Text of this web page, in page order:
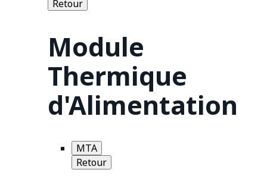
Retour
Module
Thermique
d'Alimentation
MTA
Retour